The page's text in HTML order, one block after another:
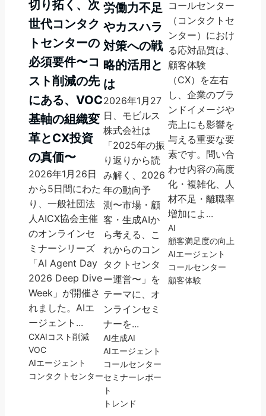
切り拓く、次
世代コンタク
トセンターの
必須要件〜コ
スト削減の先
にある、VOC
基軸の組織変
革とCX投資
の真価〜
2026年1月26日
から5日間にわた
り、一般社団法
人AICX協会主催
のオンラインセ
ミナーシリーズ
「AI Agent Day
2026 Deep Dive
Week」が開催さ
れました。AIエ
ージェント...
CXAIコスト削減
VOC
AIエージェント
コンタクトセンター
労働力不足
やカスハラ
対策への戦
略的活用と
は
2026年1月27
日、モビルス
株式会社は
「2025年の振
り返りから読
み解く、2026
年の動向予
測〜市場・顧
客・生成AIか
ら考える、こ
れからのコン
タクトセンタ
ー運営〜」を
テーマに、オ
ンラインセミ
ナーを...
AI生成AI
AIエージェント
コールセンター
セミナーレポー
ト
トレンド
コールセンター
（コンタクトセ
ンター）におけ
る応対品質は、
顧客体験
（CX）を左右
し、企業のブラ
ンドイメージや
売上にも影響を
与える重要な要
素です。問い合
わせ内容の高度
化・複雑化、人
材不足・離職率
増加によ...
AI
顧客満足度の向上
AIエージェント
コールセンター
顧客体験